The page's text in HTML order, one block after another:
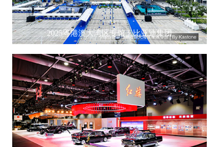
2025粤港澳大湾区专馆丨比亚迪集团